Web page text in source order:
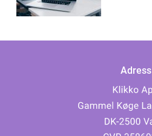
Adress